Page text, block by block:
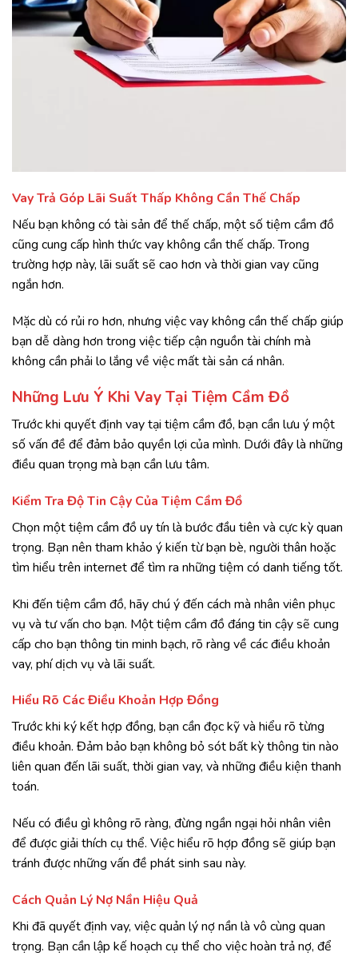
Vay Trả Góp Lãi Suất Thấp Không Cần Thế Chấp
Nếu bạn không có tài sản để thế chấp, một số tiệm cầm đồ
cũng cung cấp hình thức vay không cần thế chấp. Trong
trường hợp này, lãi suất sẽ cao hơn và thời gian vay cũng
ngắn hơn.
Mặc dù có rủi ro hơn, nhưng việc vay không cần thế chấp giúp
bạn dễ dàng hơn trong việc tiếp cận nguồn tài chính mà
không cần phải lo lắng về việc mất tài sản cá nhân.
Những Lưu Ý Khi Vay Tại Tiệm Cầm Đồ
Trước khi quyết định vay tại tiệm cầm đồ, bạn cần lưu ý một
số vấn đề để đảm bảo quyền lợi của mình. Dưới đây là những
điều quan trọng mà bạn cần lưu tâm.
Kiểm Tra Độ Tin Cậy Của Tiệm Cầm Đồ
Chọn một tiệm cầm đồ uy tín là bước đầu tiên và cực kỳ quan
trọng. Bạn nên tham khảo ý kiến từ bạn bè, người thân hoặc
tìm hiểu trên internet để tìm ra những tiệm có danh tiếng tốt.
Khi đến tiệm cầm đồ, hãy chú ý đến cách mà nhân viên phục
vụ và tư vấn cho bạn. Một tiệm cầm đồ đáng tin cậy sẽ cung
cấp cho bạn thông tin minh bạch, rõ ràng về các điều khoản
vay, phí dịch vụ và lãi suất.
Hiểu Rõ Các Điều Khoản Hợp Đồng
Trước khi ký kết hợp đồng, bạn cần đọc kỹ và hiểu rõ từng
điều khoản. Đảm bảo bạn không bỏ sót bất kỳ thông tin nào
liên quan đến lãi suất, thời gian vay, và những điều kiện thanh
toán.
Nếu có điều gì không rõ ràng, đừng ngần ngại hỏi nhân viên
để được giải thích cụ thể. Việc hiểu rõ hợp đồng sẽ giúp bạn
tránh được những vấn đề phát sinh sau này.
Cách Quản Lý Nợ Nần Hiệu Quả
Khi đã quyết định vay, việc quản lý nợ nần là vô cùng quan
trọng. Bạn cần lập kế hoạch cụ thể cho việc hoàn trả nợ, để